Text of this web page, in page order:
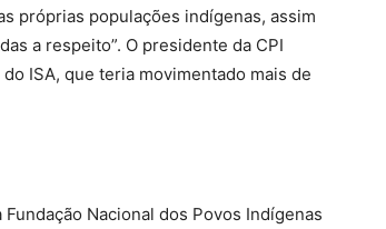
próprias populações indígenas, assim
a respeito”. O presidente da CPI
ISA, que teria movimentado mais de
Nacional dos Povos Indígenas